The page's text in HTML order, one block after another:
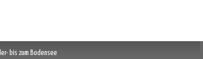
bis zum Bodensee